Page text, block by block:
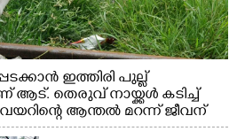
ഇത്തിരി പുല്ല്
ആട്. തെരുവ് നായ്ക്കൾ കടിച്ച്
ആന്തൽ മറന്ന് ജീവന്
എറണാകുളം വാത്തുരുത്തിയിൽ